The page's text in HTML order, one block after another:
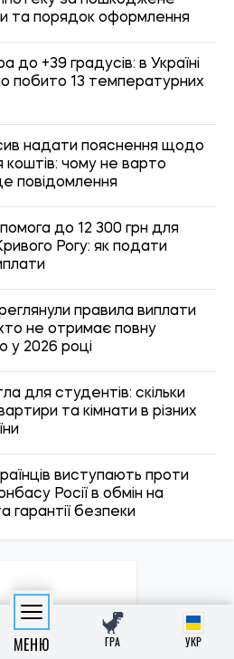
для студентів: скільки
та кімнати в різних
виступають проти
Росії в обмін на
гарантії безпеки
МЕНЮ ГРА УКР